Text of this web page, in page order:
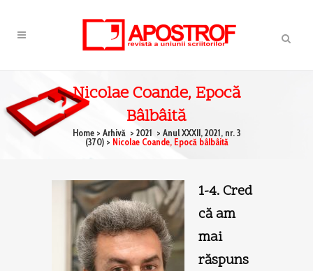
Nicolae Coande, Epocă
Bâlbâită
Home> Arhivă > 2021 > Anul XXXII, 2021, nr. 3
(370)> Nicolae Coande, Epocă bâlbâită
1-4. Cred
că am
mai
răspuns